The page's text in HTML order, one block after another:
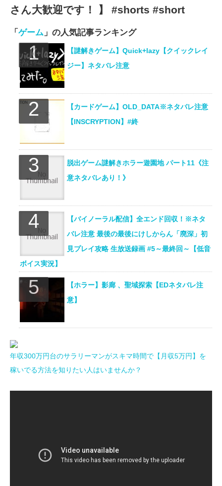
さん大歓迎です！ 】 #shorts #short
「 ゲーム 」の人気記事ランキング
【謎解きゲーム】Quick+lazy【クイックレイ
ジー】ネタバレ注意
【カードゲーム】OLD_DATA※ネタバレ注意
【INSCRYPTION】#終
脱出ゲーム謎解きホラー遊園地 パート11《注
意ネタバレあり！》
【バイノーラル配信】全エンド回収！※ネタ
バレ注意 最後の最後にけしからん「廃深」初
見プレイ攻略 生放送録画 #5～最終回～【低音
ボイス実況】
【ホラー】影廊 、聖域探索【EDネタバレ注
意】
年収300万円台のサラリーマンがスキマ時間で【月収5万円】を
稼いでる方法を知りたい人はいませんか？